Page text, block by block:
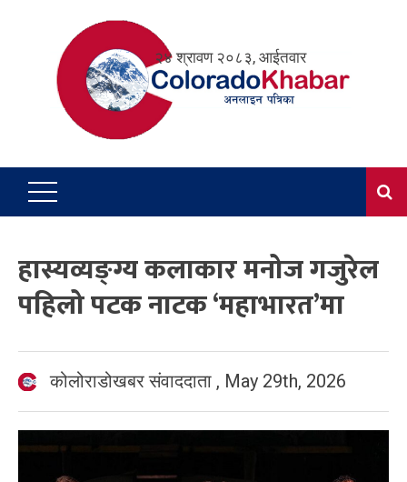
२४ श्रावण २०८३, आईतवार
हास्यव्यङ्ग्य कलाकार मनोज गजुरेल
पहिलो पटक नाटक ‘महाभारत’मा
कोलोराडोखबर संवाददाता , May 29th, 2026